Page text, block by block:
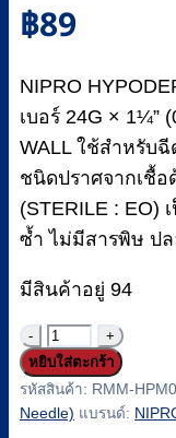
฿89
NIPRO
เบอร์ 24G × 1¼”
WALL ใช้สำหรับ
ชนิดปราศจากเชื้อ
(STERILE : EO)
ซ้ำ ไม่มีสารพิษ ปล
มีสินค้าอยู่ 94
จำนวน
เข็ม
ฉีดยา
(Hypodermic
หยิบใส่ตะกร้า
รหัสสินค้า: RMM-
Needle) แบรนด์: